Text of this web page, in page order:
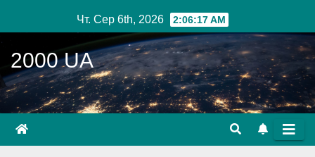
до
вмісту
Чт. Сер 6th, 2026 2:06:18 AM
2000 UA